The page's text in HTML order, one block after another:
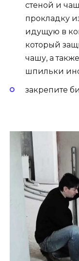
стеной и
прокладку
идущую в
который
чашу, а
шпильки
закрепите